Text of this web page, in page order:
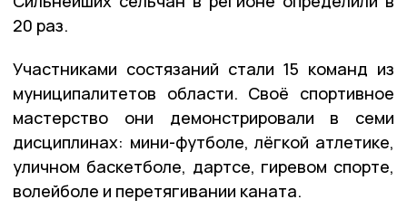
20 раз.
Участниками состязаний стали 15 команд из
муниципалитетов области. Своё спортивное
мастерство они демонстрировали в семи
дисциплинах: мини-футболе, лёгкой атлетике,
уличном баскетболе, дартсе, гиревом спорте,
волейболе и перетягивании каната.